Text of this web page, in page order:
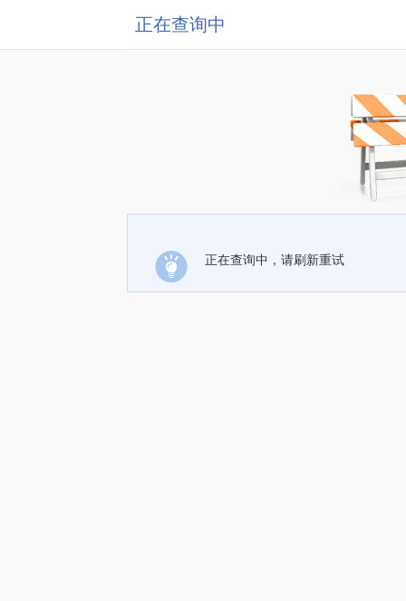
正在查询中
正在查询中，请刷新重试